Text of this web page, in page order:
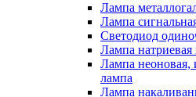
Лампа
Лампа
Светодиод
Лампа натриевая
Лампа неоновая,
лампа
Лампа